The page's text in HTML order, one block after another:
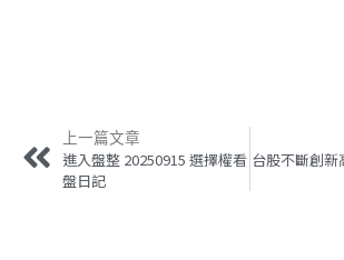
上一篇文章
進入盤整 20250915 選擇權看
盤日記
台股不斷創新